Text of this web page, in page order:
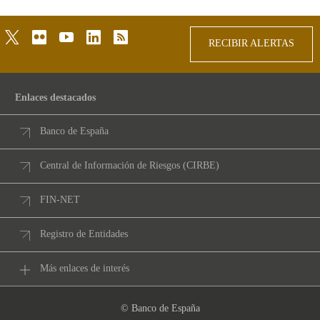
twitterflickr youtubelinkedinrss
RECIBIR ALERTAS
Enlaces destacados
Banco de España
Central de Información de Riesgos (CIRBE)
FIN-NET
Registro de Entidades
Más enlaces de interés
© Banco de España